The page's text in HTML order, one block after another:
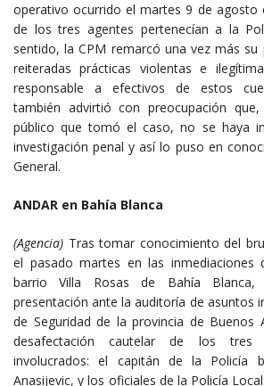
operativo ocurrido el martes 9 de agosto
de los tres agentes pertenecían a la
sentido, la CPM remarcó una vez más su
reiteradas prácticas violentas e
responsable a efectivos de estos
también advirtió con preocupación
público que tomó el caso, no se haya
investigación penal y así lo puso en
General.
ANDAR en Bahía Blanca
(Agencia) Tras tomar conocimiento del
el pasado martes en las inmediaciones
barrio Villa Rosas de Bahía
presentación ante la auditoría de asuntos
de Seguridad de la provincia de Buenos
desafectación cautelar de los tres
involucrados: el capitán de la Policía
Anasijevic, y los oficiales de la Policía